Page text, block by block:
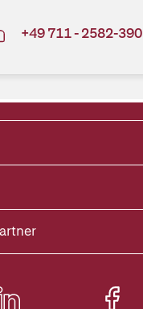
+49 711 - 2582-390